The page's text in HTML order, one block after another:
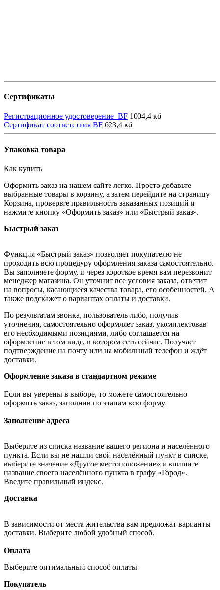
Сертификаты
Регистрационное удостоверение_BF 1004,4 кб
Сертификат соответствия BF 623,4 кб
Упаковка товара
Как купить
Оформить заказ на нашем сайте легко. Просто добавьте
выбранные товары в корзину, а затем перейдите на страницу
Корзина, проверьте правильность заказанных позиций и
нажмите кнопку «Оформить заказ» или «Быстрый заказ».
Быстрый заказ
Функция «Быстрый заказ» позволяет покупателю не
проходить всю процедуру оформления заказа самостоятельно.
Вы заполняете форму, и через короткое время вам перезвонит
менеджер магазина. Он уточнит все условия заказа, ответит
на вопросы, касающиеся качества товара, его особенностей. А
также подскажет о вариантах оплаты и доставки.
По результатам звонка, пользователь либо, получив
уточнения, самостоятельно оформляет заказ, укомплектовав
его необходимыми позициями, либо соглашается на
оформление в том виде, в котором есть сейчас. Получает
подтверждение на почту или на мобильный телефон и ждёт
доставки.
Оформление заказа в стандартном режиме
Если вы уверены в выборе, то можете самостоятельно
оформить заказ, заполнив по этапам всю форму.
Заполнение адреса
Выберите из списка название вашего региона и населённого
пункта. Если вы не нашли свой населённый пункт в списке,
выберите значение «Другое местоположение» и впишите
название своего населённого пункта в графу «Город».
Введите правильный индекс.
Доставка
В зависимости от места жительства вам предложат варианты
доставки. Выберите любой удобный способ.
Оплата
Выберите оптимальный способ оплаты.
Покупатель